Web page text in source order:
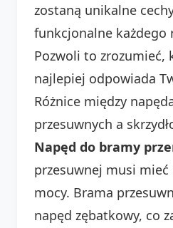
zostaną unikalne
funkcjonalne każdego
Pozwoli to zrozumieć,
najlepiej odpowiada
Różnice między
przesuwnych a
Napęd do bramy
przesuwnej musi mieć
mocy. Brama
napęd zębatkowy, co